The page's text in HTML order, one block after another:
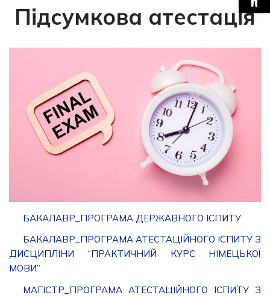
Підсумкова атестація
БАКАЛАВР_ПРОГРАМА ДЕРЖАВНОГО ІСПИТУ
БАКАЛАВР_ПРОГРАМА АТЕСТАЦІЙНОГО ІСПИТУ З
ДИСЦИПЛІНИ “ПРАКТИЧНИЙ КУРС НІМЕЦЬКОЇ
МОВИ”
МАГІСТР_ПРОГРАМА АТЕСТАЦІЙНОГО ІСПИТУ З